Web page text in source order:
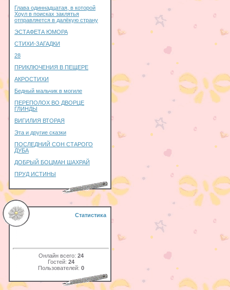
Глава одиннадцатая, в которой
Хоул в поисках заклятья
отправляется в далёкую страну
ЭСТАФЕТА ЮМОРА
СТИХИ-ЗАГАДКИ
28
ПРИКЛЮЧЕНИЯ В ПЕЩЕРЕ
АКРОСТИХИ
Бедный мальчик в могиле
ПЕРЕПОЛОХ ВО ДВОРЦЕ
ГЛИНДЫ
ВИГИЛИЯ ВТОРАЯ
Эта и другие сказки
ПОСЛЕДНИЙ СОН СТАРОГО
ДУБА
ДОБРЫЙ БОЦМАН ШАХРАЙ
ПРУД ИСТИНЫ
Статистика
Онлайн всего: 24
Гостей: 24
Пользователей: 0